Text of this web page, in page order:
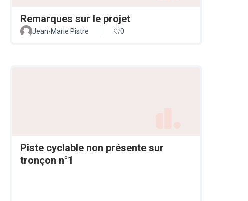
Remarques sur le projet
Jean-Marie Pistre 0
Piste cyclable non présente sur
tronçon n°1